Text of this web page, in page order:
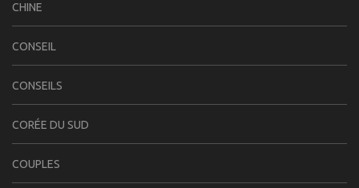
CHINE
CONSEIL
CONSEILS
CORÉE DU SUD
COUPLES